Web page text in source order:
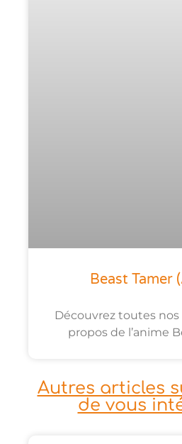
Beast Tamer
Découvrez toutes
propos de l’anime
Autres articles
de vous